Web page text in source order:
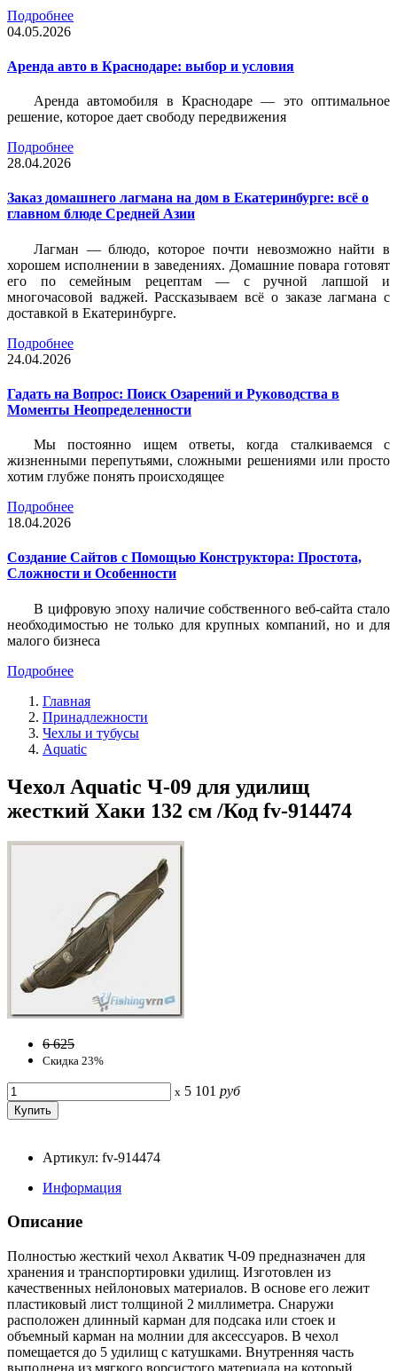
Подробнее
04.05.2026
Аренда авто в Краснодаре: выбор и условия
Аренда автомобиля в Краснодаре — это оптимальное
решение, которое дает свободу передвижения
Подробнее
28.04.2026
Заказ домашнего лагмана на дом в Екатеринбурге: всё о
главном блюде Средней Азии
Лагман — блюдо, которое почти невозможно найти в
хорошем исполнении в заведениях. Домашние повара готовят
его по семейным рецептам — с ручной лапшой и
многочасовой ваджей. Рассказываем всё о заказе лагмана с
доставкой в Екатеринбурге.
Подробнее
24.04.2026
Гадать на Вопрос: Поиск Озарений и Руководства в
Моменты Неопределенности
Мы постоянно ищем ответы, когда сталкиваемся с
жизненными перепутьями, сложными решениями или просто
хотим глубже понять происходящее
Подробнее
18.04.2026
Создание Сайтов с Помощью Конструктора: Простота,
Сложности и Особенности
В цифровую эпоху наличие собственного веб-сайта стало
необходимостью не только для крупных компаний, но и для
малого бизнеса
Подробнее
Главная
Принадлежности
Чехлы и тубусы
Aquatic
Чехол Aquatic Ч-09 для удилищ
жесткий Хаки 132 см /Код fv-914474
6 625
Скидка 23%
x 5 101 руб
Артикул: fv-914474
Информация
Описание
Полностью жесткий чехол Акватик Ч-09 предназначен для
хранения и транспортировки удилищ. Изготовлен из
качественных нейлоновых материалов. В основе его лежит
пластиковый лист толщиной 2 миллиметра. Снаружи
расположен длинный карман для подсака или стоек и
объемный карман на молнии для аксессуаров. В чехол
помещается до 5 удилищ с катушками. Внутренняя часть
выполнена из мягкого ворсистого материала на который